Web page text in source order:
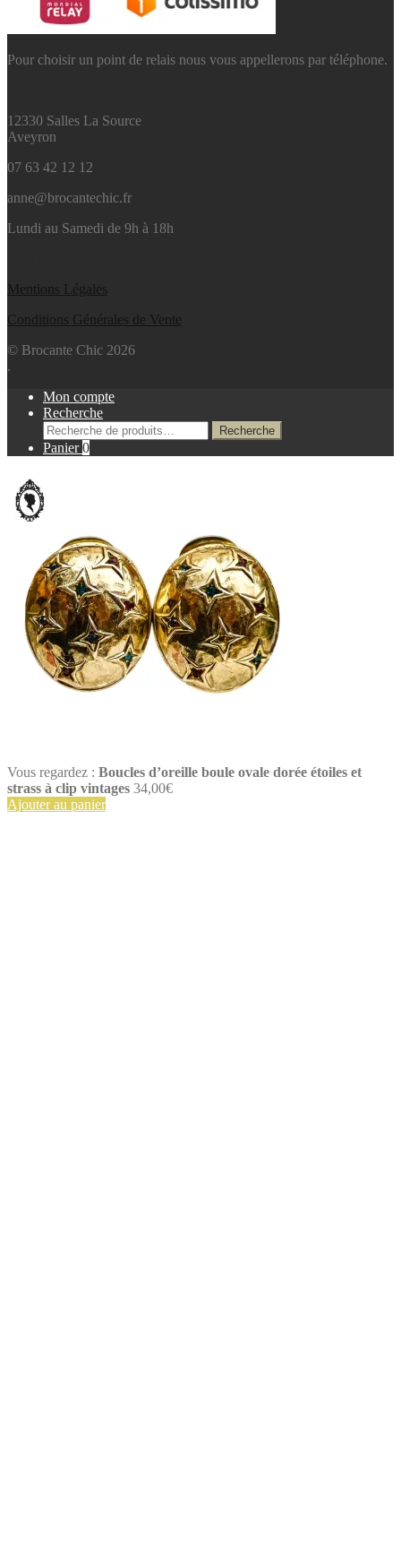
Pour choisir un point de relais nous vous appellerons par téléphone.
12330 Salles La Source
Aveyron
07 63 42 12 12
anne@brocantechic.fr
Lundi au Samedi de 9h à 18h
Mentions L égales
Conditions Générales de Vente
© Brocante Chic 2026
.
Mon compte
Recherche
Recherche
pour :
Recherche
Panier0
Vous regardez : Boucles d’oreille boule ovale dorée étoiles et
strass à clip vintages 34,00€
Ajouter au panier